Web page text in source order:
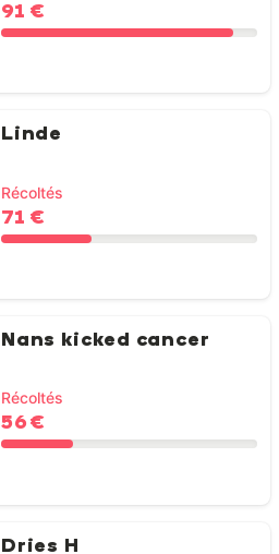
91 €
Linde
Récoltés
71 €
Nans kicked cancer
Récoltés
56 €
Dries H